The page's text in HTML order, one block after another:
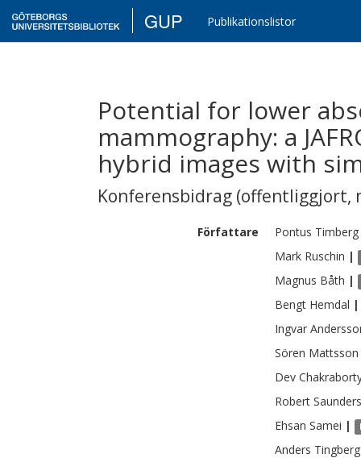
GUP Publikationslistor
Potential for lower
mammography: a
hybrid images with
Konferensbidrag (offentliggjort,
Författare Pontus Timberg
Mark Ruschin |
Magnus Båth |
Bengt Hemdal |
Ingvar
Sören Mattsson
Dev
Robert Saunders
Ehsan Samei |
Anders Tingberg